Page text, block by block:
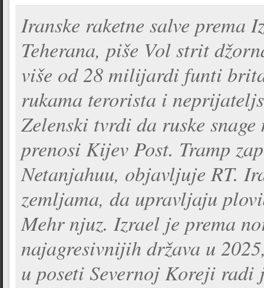
Iranske raketne salve prema
Teherana, piše Vol strit
više od 28 milijardi funti
rukama terorista i
Zelenski tvrdi da ruske
prenosi Kijev Post. Tramp
Netanjahuu, objavljuje RT.
zemljama, da upravljaju
Mehr njuz. Izrael je prema
najagresivnijih država u
u poseti Severnoj Koreji